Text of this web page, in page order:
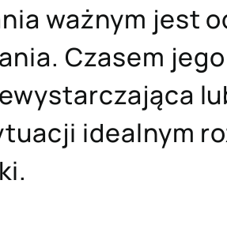
ważnym jest
Czasem jego
idealnym